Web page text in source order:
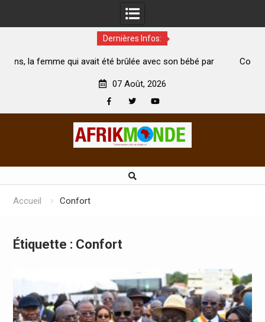
Dernières Infos:
avait été brûlée avec son bébé par
Coopération: Le
07 Août, 2026
Accueil Confort
Étiquette : Confort